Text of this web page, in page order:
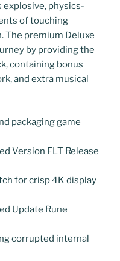
explosive, physics-
of touching
The premium Deluxe
by providing the
containing bonus
and extra musical
packaging game
Version FLT Release
for crisp 4K display
Update Rune
corrupted internal